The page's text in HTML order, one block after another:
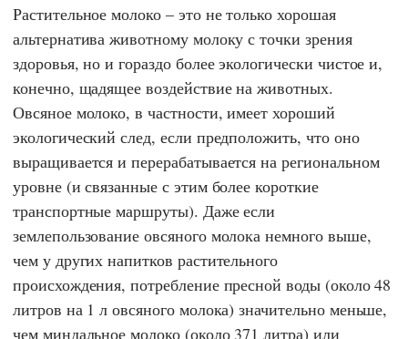
Растительное молоко – это не только хорошая
альтернатива животному молоку с точки зрения
здоровья, но и гораздо более экологически чистое и,
конечно, щадящее воздействие на животных.
Овсяное молоко, в частности, имеет хороший
экологический след, если предположить, что оно
выращивается и перерабатывается на региональном
уровне (и связанные с этим более короткие
транспортные маршруты). Даже если
землепользование овсяного молока немного выше,
чем у других напитков растительного
происхождения, потребление пресной воды (около 48
литров на 1 л овсяного молока) значительно меньше,
чем миндальное молоко (около 371 литра) или